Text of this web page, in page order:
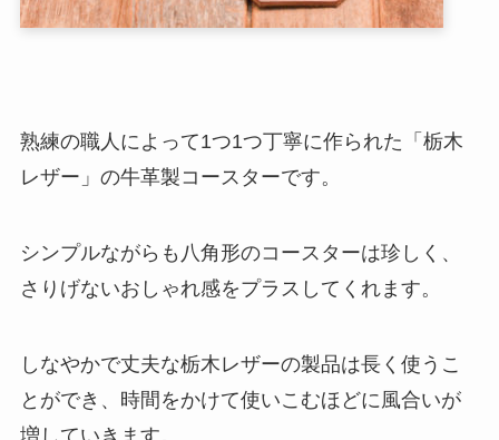
熟練の職人によって1つ1つ丁寧に作られた「栃木
レザー」の牛革製コースターです。
シンプルながらも八角形のコースターは珍しく、
さりげないおしゃれ感をプラスしてくれます。
しなやかで丈夫な栃木レザーの製品は長く使うこ
とができ、時間をかけて使いこむほどに風合いが
増していきます。